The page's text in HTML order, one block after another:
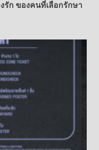
งรัก ของคนที่เลือกรักษา